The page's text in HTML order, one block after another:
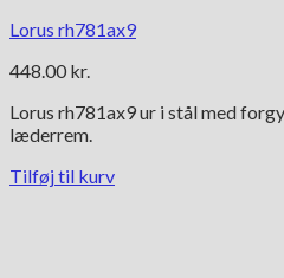
Lorus rh781ax9
448.00 kr.
Lorus rh781ax9 ur i stål med
læderrem.
Tilføj til kurv